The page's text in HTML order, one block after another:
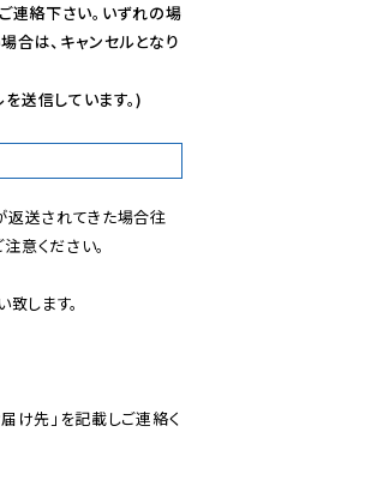
連絡下さい。いずれの場
合は、キャンセルとなり
送信しています。)
送されてきた場合往
意ください。
け先」を記載しご連絡く